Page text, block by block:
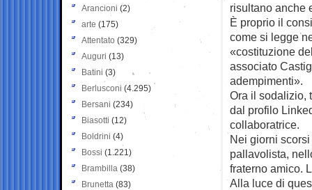
risultano anche
È proprio il
come si legge
«costituzione
associato
adempimenti».
Ora il sodalizio,
dal profilo
collaboratrice.
Nei giorni
pallavolista,
fraterno amico.
Alla luce di
Arancioni (2)
arte (175)
Attentato (329)
Auguri (13)
Batini (3)
Berlusconi (4.295)
Bersani (234)
Biasotti (12)
Boldrini (4)
Bossi (1.221)
Brambilla (38)
Brunetta (83)